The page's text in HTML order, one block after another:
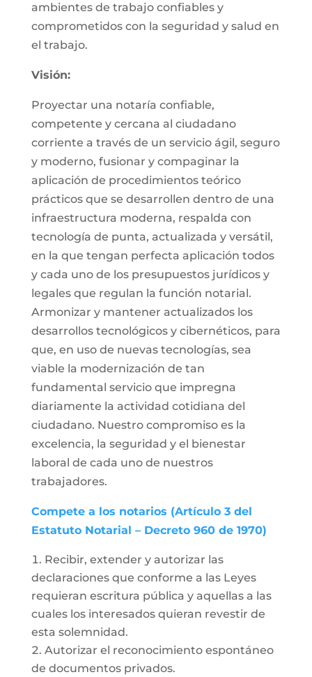
ambientes de trabajo confiables y
comprometidos con la seguridad y salud en
el trabajo.
Visión:
Proyectar una notaría confiable,
competente y cercana al ciudadano
corriente a través de un servicio ágil, seguro
y moderno, fusionar y compaginar la
aplicación de procedimientos teórico
prácticos que se desarrollen dentro de una
infraestructura moderna, respalda con
tecnología de punta, actualizada y versátil,
en la que tengan perfecta aplicación todos
y cada uno de los presupuestos jurídicos y
legales que regulan la función notarial.
Armonizar y mantener actualizados los
desarrollos tecnológicos y cibernéticos, para
que, en uso de nuevas tecnologías, sea
viable la modernización de tan
fundamental servicio que impregna
diariamente la actividad cotidiana del
ciudadano. Nuestro compromiso es la
excelencia, la seguridad y el bienestar
laboral de cada uno de nuestros
trabajadores.
Compete a los notarios (Artículo 3 del
Estatuto Notarial – Decreto 960 de 1970)
Recibir, extender y autorizar las
declaraciones que conforme a las Leyes
requieran escritura pública y aquellas a las
cuales los interesados quieran revestir de
esta solemnidad.
Autorizar el reconocimiento espontáneo
de documentos privados.